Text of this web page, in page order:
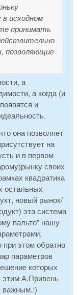
исходном
принимать
позволяющие
а
а когда (и
и
она позволяет
на
и в первом
своих
квадратика
остальных
новый рынок/
эта система
пальто" нашу
этом обратно
параметров
которых
этим А.Привень
важным.:)